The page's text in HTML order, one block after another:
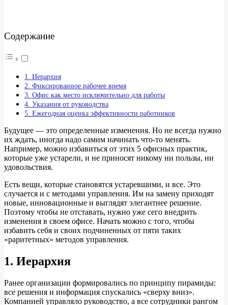
Содержание
1. Иерархия
2. Фиксированное рабочее время
3. Офис как место исключительно для работы
4. Указания от руководства
5. Ежегодная оценка эффективности работников
Будущее — это определенные изменения. Но не всегда нужно
их ждать, иногда надо самим начинать что-то менять.
Например, можно избавиться от этих 5 офисных практик,
которые уже устарели, и не приносят никому ни пользы, ни
удовольствия.
Есть вещи, которые становятся устаревшими, и все. Это
случается и с методами управления. Им на замену приходят
новые, инновационные и выглядят элегантнее решение.
Поэтому чтобы не отставать, нужно уже сего внедрить
изменения в своем офисе. Начать можно с того, чтобы
избавить себя и своих подчиненных от пяти таких
«раритетных» методов управления.
1. Иерархия
Ранее организации формировались по принципу пирамиды:
все решения и информация спускались «сверху вниз».
Компанией управляло руководство, а все сотрудники рангом